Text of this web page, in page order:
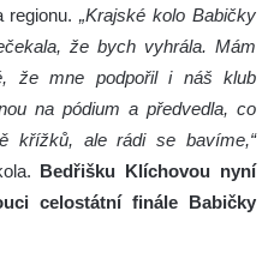
regionu.„Krajské kolo Babičky
že bych vyhrála. Mám
že mne podpořil i náš klub
na pódium a předvedla, co
křížků, ale rádi se bavíme,“
Bedřišku Klíchovou nyní
celostátní finále Babičky